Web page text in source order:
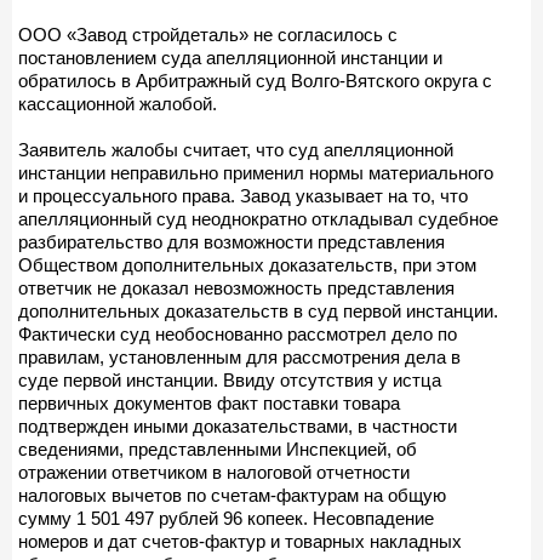
ООО «Завод стройдеталь» не согласилось с
постановлением суда апелляционной инстанции и
обратилось в Арбитражный суд Волго-Вятского округа с
кассационной жалобой.
Заявитель жалобы считает, что суд апелляционной
инстанции неправильно применил нормы материального
и процессуального права. Завод указывает на то, что
апелляционный суд неоднократно откладывал судебное
разбирательство для возможности представления
Обществом дополнительных доказательств, при этом
ответчик не доказал невозможность представления
дополнительных доказательств в суд первой инстанции.
Фактически суд необоснованно рассмотрел дело по
правилам, установленным для рассмотрения дела в
суде первой инстанции. Ввиду отсутствия у истца
первичных документов факт поставки товара
подтвержден иными доказательствами, в частности
сведениями, представленными Инспекцией, об
отражении ответчиком в налоговой отчетности
налоговых вычетов по счетам-фактурам на общую
сумму 1 501 497 рублей 96 копеек. Несовпадение
номеров и дат счетов-фактур и товарных накладных